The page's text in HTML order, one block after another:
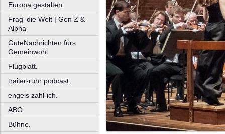
Europa gestalten
Frag' die Welt | Gen Z &
Alpha
GuteNachrichten fürs
Gemeinwohl
Flugblatt.
trailer-ruhr podcast.
engels zahl-ich.
ABO.
Bühne.